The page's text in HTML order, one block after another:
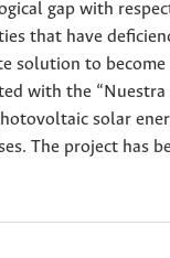
gap with
that have
solution to
with the “Nuestra
solar
The project has